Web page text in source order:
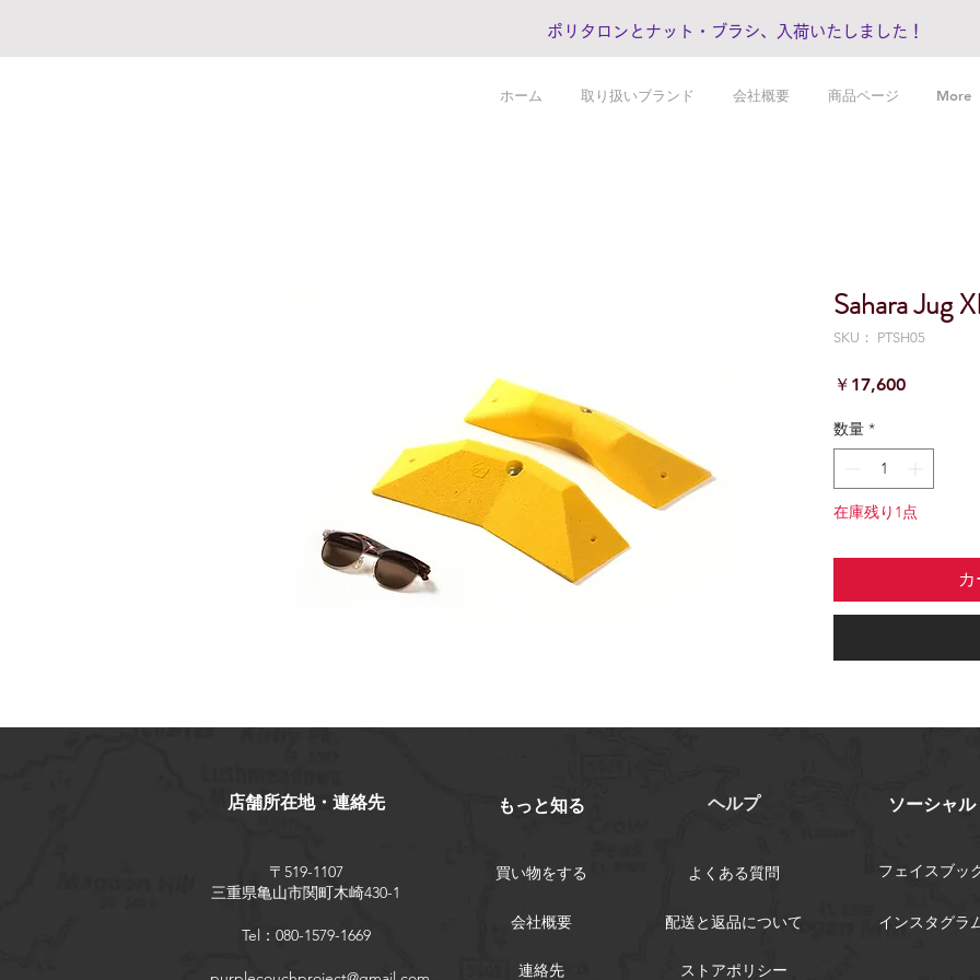
ポリタロンとナット・ブラシ、入荷いたしました！
ホーム 取り扱いブランド 会社概要 商品ページ More
Sahara Jug
SKU： PTSH05
￥17,600価
数量 *
在庫残り1点
店舗所在地・連絡先 ​もっと知る ヘルプ ソーシャル
〒519-1107
三重県亀山市関町木崎430-1
Tel：080-1579-1669
買い物をする
会社概要
連絡先
よくある質問
配送と返品について
ストアポリシー
フェイスブッ
インスタグラ